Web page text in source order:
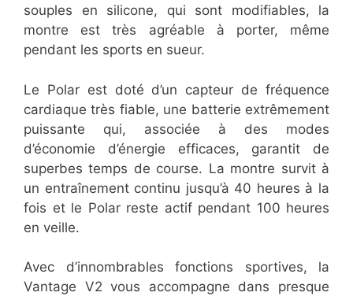
souples en silicone, qui sont modifiables, la
montre est très agréable à porter, même
pendant les sports en sueur.
Le Polar est doté d’un capteur de fréquence
cardiaque très fiable, une batterie extrêmement
puissante qui, associée à des modes
d’économie d’énergie efficaces, garantit de
superbes temps de course. La montre survit à
un entraînement continu jusqu’à 40 heures à la
fois et le Polar reste actif pendant 100 heures
en veille.
Avec d’innombrables fonctions sportives, la
Vantage V2 vous accompagne dans presque